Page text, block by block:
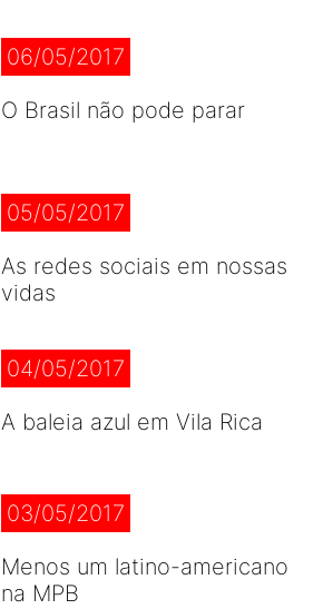
06/05/2017
O Brasil não pode parar
05/05/2017
As redes sociais em nossas
vidas
04/05/2017
A baleia azul em Vila Rica
03/05/2017
Menos um latino-americano
na MPB